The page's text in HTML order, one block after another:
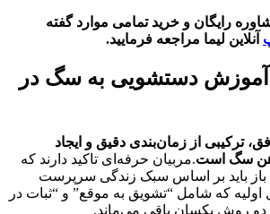
رایگان و خرید تمامی موارد گفته
آنلاین لیما مراجعه فرمایید.
آموزش دستشویی به سگ در
ترکیبی از زمان‌بندی دقیق و ایجاد
سگ است.مربیان حرفه‌ای تاکید دارند که
باز باید بر اساس سبک زندگی سرپرست
اولیه که شامل “تشویق به موقع” و “ثبات در
روش یکسان باقی می‌ماند.